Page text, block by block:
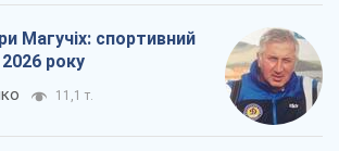
Магучіх: спортивний
року
11,1 т.